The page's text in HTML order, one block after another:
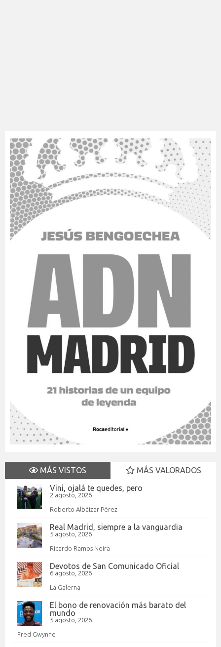
MÁS VISTOS
MÁS VALORADOS
Vini, ojalá te quedes, pero
2 agosto, 2026
Roberto Albáizar Pérez
Real Madrid, siempre a la vanguardia
5 agosto, 2026
Ricardo Ramos Neira
Devotos de San Comunicado Oficial
6 agosto, 2026
La Galerna
El bono de renovación más barato del
mundo
5 agosto, 2026
Fred Gwynne